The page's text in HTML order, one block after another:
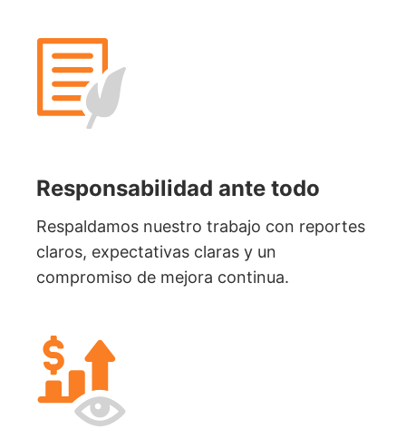
Responsabilidad ante todo
Respaldamos nuestro trabajo con reportes
claros, expectativas claras y un
compromiso de mejora continua.